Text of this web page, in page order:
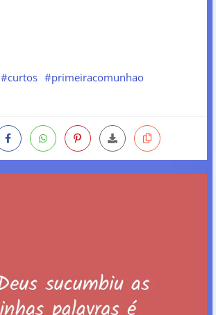
#curtos #primeiracomunhao